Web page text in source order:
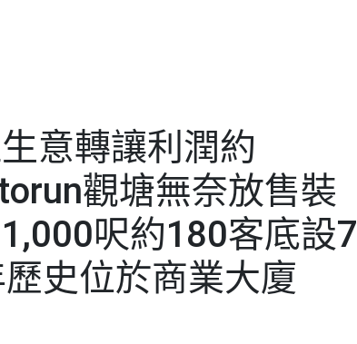
意轉讓利潤約
觀塘無奈放售裝
呎約180客底設7
史位於商業大廈